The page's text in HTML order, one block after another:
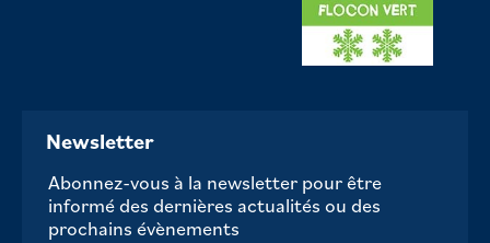
Newsletter
Abonnez-vous à la newsletter pour être
informé des dernières actualités ou des
prochains évènements